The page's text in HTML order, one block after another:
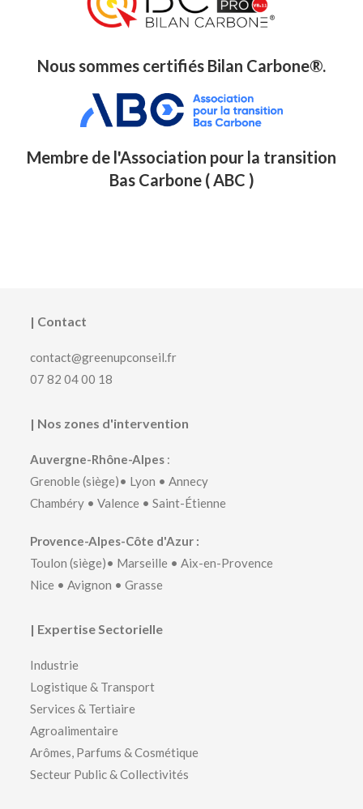
Nous sommes certifiés Bilan Carbone®.​
Membre de l'Association pour la transition
Bas Carbone ( ABC )
| Contact
contact@greenupconseil.fr
07 82 04 00 18
| Nos zones d'intervention
Auvergne-Rhône-Alpes :
Grenoble(siège)• Lyon •Annecy
Chambéry •Valence •Saint-Étienne
Provence-Alpes-Côte d'Azur :
Toulon (siège)• Marseille •Aix-en-Provence
Nice •Avignon •Grasse
| Expertise Sectorielle
Industrie
Logistique & Transport
Services & Tertiaire
Agroalimentaire
Arômes, Parfums & Cosmétique
Secteur Public & Collectivités